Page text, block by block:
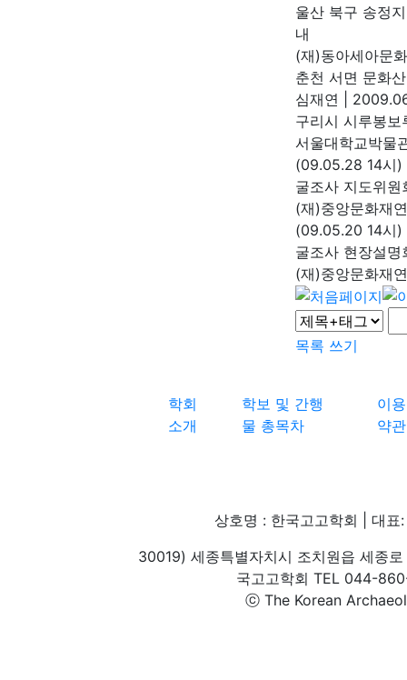
울산 북구 송정
내
(재)동아세아문
춘천 서면 문화
심재연
구리시 시루봉
서울대학교박물
(09.05.28 14시)
굴조사 지도위원
(재)중앙문화재
(09.05.20 14시)
굴조사 현장설명
(재)중앙문화재
목록 쓰기
학회
소개
학보 및 간행
물 총목차
이용
약관
상호명 : 한국고고학회 | 대
30019) 세종특별자치시 조치원읍 세종
국고고학회 TEL 044-
ⓒ The Korean